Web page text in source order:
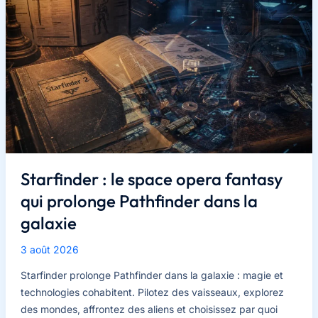
Starfinder : le space opera fantasy
qui prolonge Pathfinder dans la
galaxie
3 août 2026
Starfinder prolonge Pathfinder dans la galaxie : magie et
technologies cohabitent. Pilotez des vaisseaux, explorez
des mondes, affrontez des aliens et choisissez par quoi